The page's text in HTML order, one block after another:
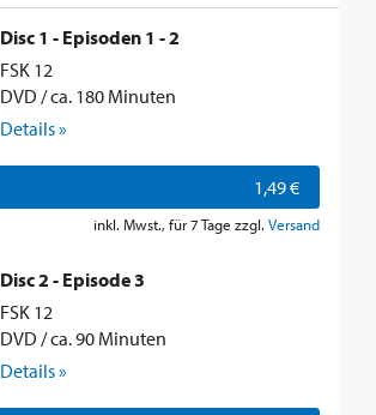
Disc 1 - Episoden 1 - 2
FSK 12
DVD / ca. 180 Minuten
Details »
1,49 €
inkl. Mwst., für 7 Tage zzgl. Versand
Disc 2 - Episode 3
FSK 12
DVD / ca. 90 Minuten
Details »